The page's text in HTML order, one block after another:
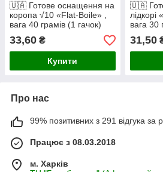
🇺🇦 Готове оснащення на
коропа √10 «Flat-Boile» ,
вага 40 грамів (1 гачок)
🇺🇦
33,60 ₴
Купити
🇺🇦
лідкорі
вага 30
31,50
Про нас
99% позитивних з 291 відгука за
Працює з 08.03.2018
м. Харків